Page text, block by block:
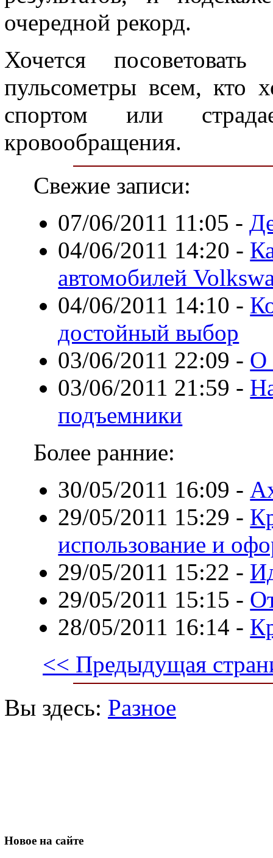
очередной рекорд.
Хочется
пульсометры всем, кто
спортом или
кровообращения.
Свежие записи:
07/06/2011 11:05 -
04/06/2011 14:20 -
автомобилей
04/06/2011 14:10 -
достойный выбор
03/06/2011 22:09 - О
03/06/2011 21:59 -
подъемники
Более ранние:
30/05/2011 16:09 -
29/05/2011 15:29 -
использование и
29/05/2011 15:22 -
29/05/2011 15:15 -
28/05/2011 16:14 -
<< Предыдущая
Вы здесь: Разное
Новое на сайте